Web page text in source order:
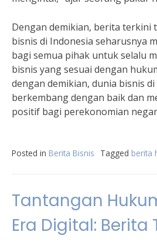
Dengan demikian, berita terkini
bisnis di Indonesia seharusnya
bagi semua pihak untuk selalu
bisnis yang sesuai dengan
dengan demikian, dunia bisnis
berkembang dengan baik dan
positif bagi perekonomian
Posted in Berita Bisnis Tagged berita
Tantangan
Era Digital: Berita